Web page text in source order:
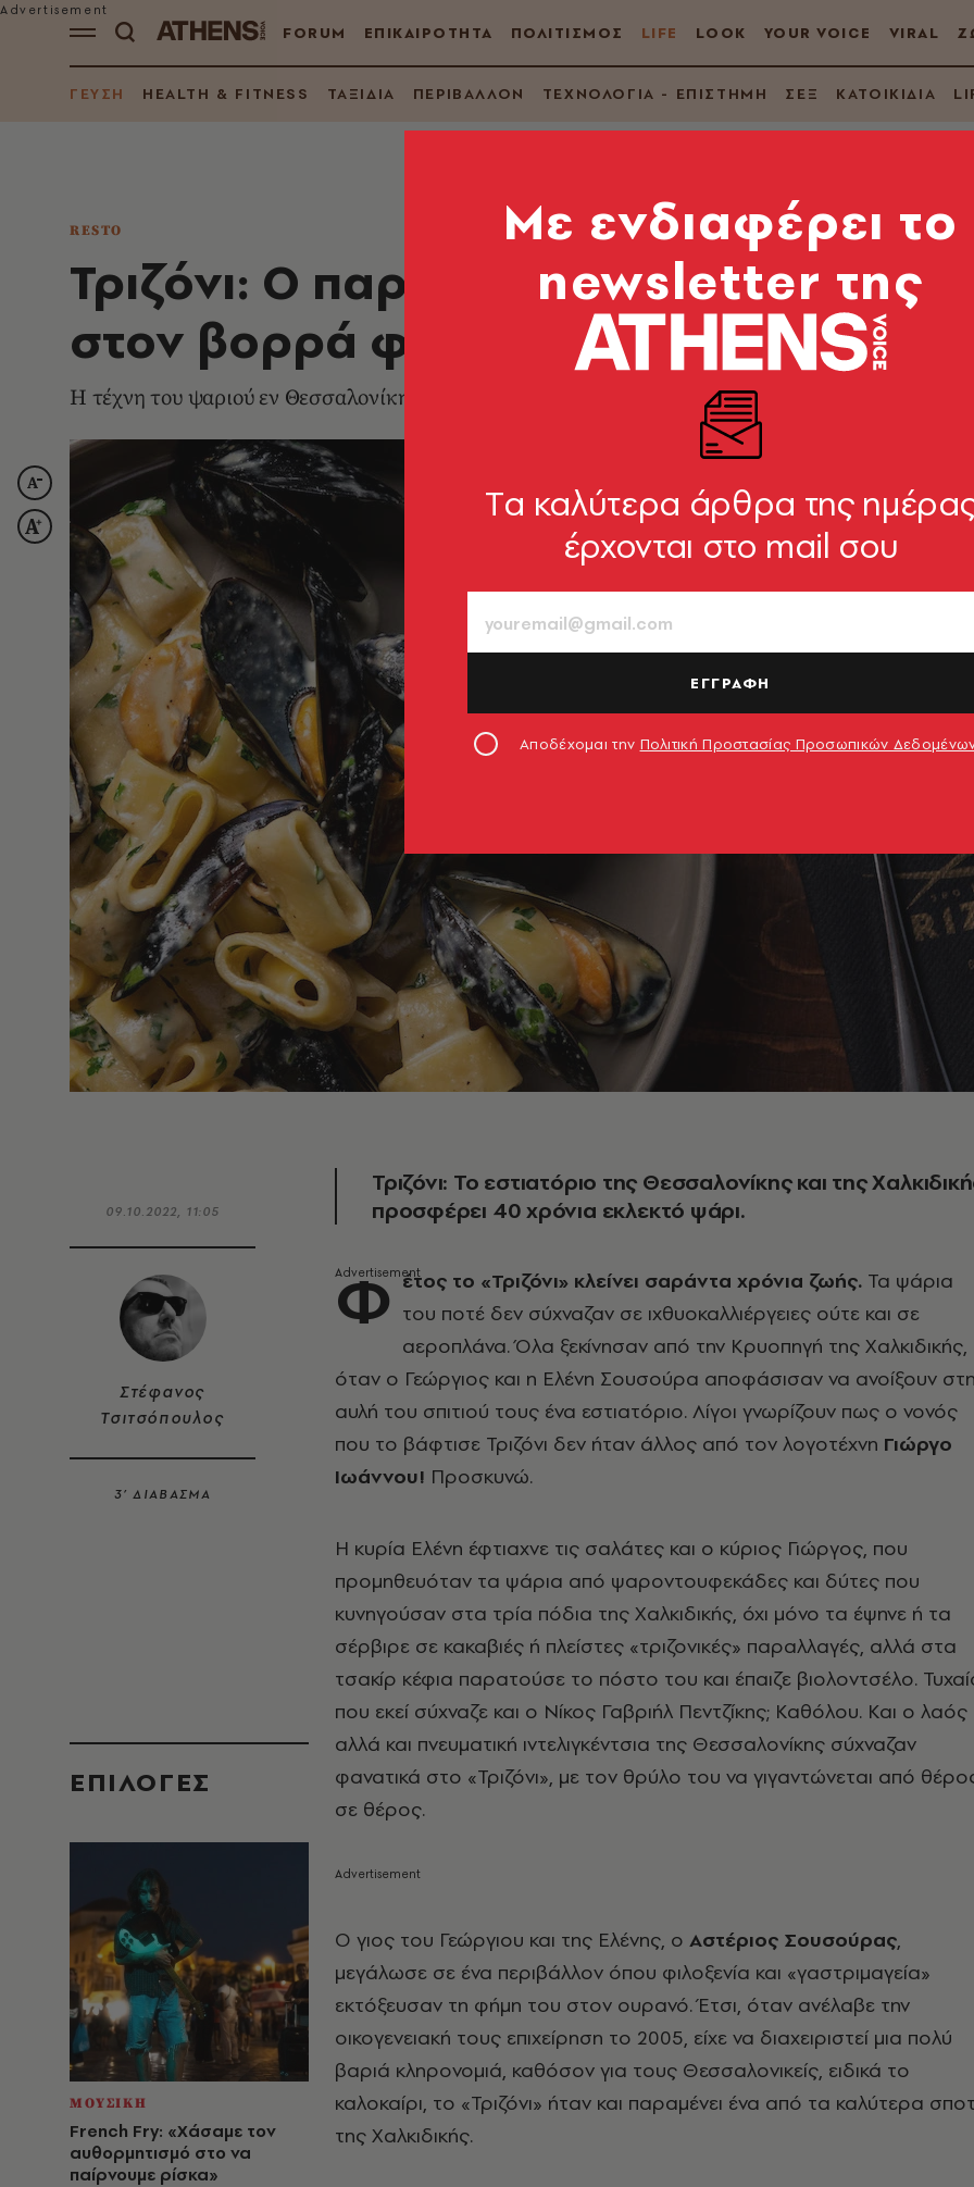
FORUM ΕΠΙΚΑΙΡΟΤΗΤΑ ΠΟΛΙΤΙΣΜΟΣ LIFE LOOK YOUR VOICE VIRAL
ΓΕΥΣΗ HEALTH & FITNESS ΤΑΞΙΔΙΑ ΠΕΡΙΒΑΛΛΟΝ ΤΕΧΝΟΛΟΓΙΑ - ΕΠΙΣΤΗΜΗ ΣΕΞ ΚΑΤΟΙΚΙΔΙΑ
RESTO
Τριζόνι: Ο παράδεισος της
στον βορρά φέτος κλείνει 40 χρόνια
Η τέχνη του ψαριού εν Θεσσαλονίκη
09.10.2022, 11:05
Στέφανος
Τσιτσόπουλος
3’ ΔΙΑΒΑΣΜΑ
EΠΙΛΟΓΈΣ
ΜΟΥΣΙΚΗ
French Fry: «Χάσαμε τον
αυθορμητισμό στο να
παίρνουμε ρίσκα»
Τριζόνι: Το εστιατόριο της Θεσσαλονίκης και της
προσφέρει 40 χρόνια εκλεκτό ψάρι.
Φ έτος το «Τριζόνι» κλείνει σαράντα χρόνια ζωής. Τα ψάρια
του ποτέ δεν σύχναζαν σε ιχθυοκαλλιέργειες ούτε και σε
αεροπλάνα. Όλα ξεκίνησαν από την Κρυοπηγή της Χαλκιδικής,
όταν ο Γεώργιος και η Ελένη Σουσούρα αποφάσισαν να ανοίξουν
αυλή του σπιτιού τους ένα εστιατόριο. Λίγοι γνωρίζουν πως ο νονός
που το βάφτισε Τριζόνι δεν ήταν άλλος από τον λογοτέχνη Γιώργο
Ιωάννου! Προσκυνώ.
Η κυρία Ελένη έφτιαχνε τις σαλάτες και ο κύριος Γιώργος, που
προμηθευόταν τα ψάρια από ψαροντουφεκάδες και δύτες που
κυνηγούσαν στα τρία πόδια της Χαλκιδικής, όχι μόνο τα έψηνε ή τα
σέρβιρε σε κακαβιές ή πλείστες «τριζονικές» παραλλαγές, αλλά στα
τσακίρ κέφια παρατούσε το πόστο του και έπαιζε βιολοντσέλο.
που εκεί σύχναζε και ο Νίκος Γαβριήλ Πεντζίκης; Καθόλου. Και ο λαός
αλλά και πνευματική ιντελιγκέντσια της Θεσσαλονίκης σύχναζαν
φανατικά στο «Τριζόνι», με τον θρύλο του να γιγαντώνεται από
σε θέρος.
Ο γιος του Γεώργιου και της Ελένης, ο Αστέριος Σουσούρας,
μεγάλωσε σε ένα περιβάλλον όπου φιλοξενία και «γαστριμαγεία»
εκτόξευσαν τη φήμη του στον ουρανό. Έτσι, όταν ανέλαβε την
οικογενειακή τους επιχείρηση το 2005, είχε να διαχειριστεί μια πολύ
βαριά κληρονομιά, καθόσον για τους Θεσσαλονικείς, ειδικά το
καλοκαίρι, το «Τριζόνι» ήταν και παραμένει ένα από τα καλύτερα
της Χαλκιδικής.
Mε ενδιαφέρει το
newsletter της
Tα καλύτερα άρθρα της
έρχονται στο mail σου
ΕΓΓΡΑΦΗ
Αποδέχομαι την Πολιτική Προστασίας Προσωπικών